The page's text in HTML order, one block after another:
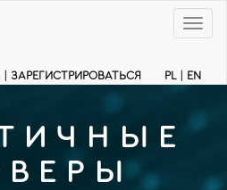
Меню
PL EN
ЗАРЕГИСТРИРОВАТЬСЯ